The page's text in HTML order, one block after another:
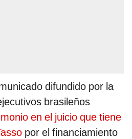
difundido por la
brasileños
en el juicio que tiene
por el financiamiento